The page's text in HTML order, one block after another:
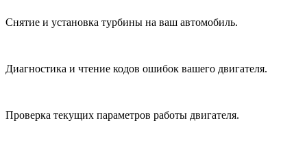
Снятие и установка турбины на ваш автомобиль.
Диагностика и чтение кодов ошибок вашего двигателя.
Проверка текущих параметров работы двигателя.